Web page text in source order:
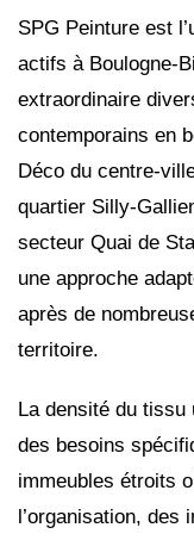
SPG Peinture est
actifs à Boulogne-
extraordinaire
contemporains en
Déco du centre-
quartier Silly-
secteur Quai de
une approche
après de
territoire.
La densité du tissu
des besoins
immeubles étroits
l’organisation, des